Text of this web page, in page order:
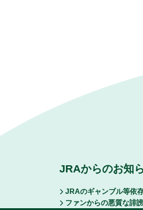
JRAからのお知
JRAのギャンブル等依
ファンからの悪質な誹